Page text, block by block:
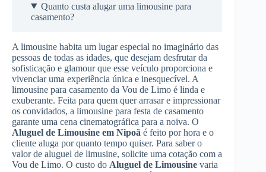
Quanto custa alugar uma limousine para
casamento?
A limousine habita um lugar especial no imaginário das
pessoas de todas as idades, que desejam desfrutar da
sofisticação e glamour que esse veículo proporciona e
vivenciar uma experiência única e inesquecível. A
limousine para casamento da Vou de Limo é linda e
exuberante. Feita para quem quer arrasar e impressionar
os convidados, a limousine para festa de casamento
garante uma cena cinematográfica para a noiva. O
Aluguel de Limousine em Nipoã é feito por hora e o
cliente aluga por quanto tempo quiser. Para saber o
valor de aluguel de limusine, solicite uma cotação com a
Vou de Limo. O custo do Aluguel de Limousine varia